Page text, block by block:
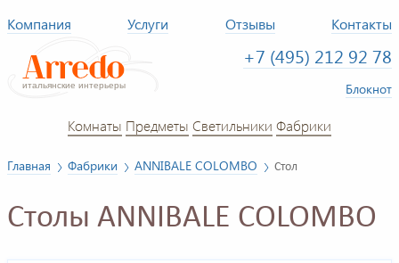
Компания Услуги Отзывы Контакты
+7 (495) 212 92 78
Блокнот
Комнаты Предметы Светильники Фабрики
Главная Фабрики ANNIBALE COLOMBO Стол
Столы ANNIBALE COLOMBO